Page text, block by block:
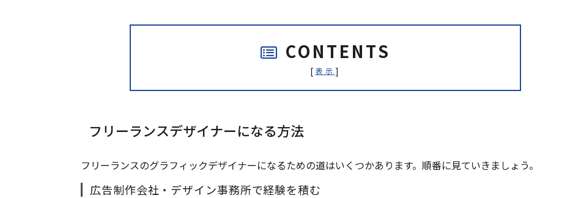
CONTENTS
[ 表示 ]
フリーランスデザイナーになる方法
フリーランスのグラフィックデザイナーになるための道はいくつかあります。順番に見ていきましょう。
広告制作会社・デザイン事務所で経験を積む